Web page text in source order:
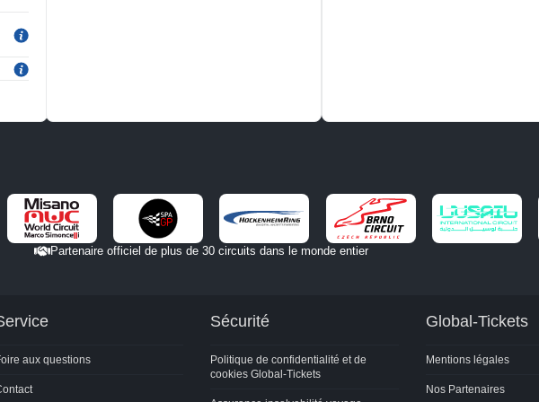
Partenaire officiel de plus de 30 circuits dans le monde entier
aux questions
Sécurité
Politique de confidentialité et de
cookies Global-Tickets
Global-Tickets
Mentions légales
Nos Partenaires